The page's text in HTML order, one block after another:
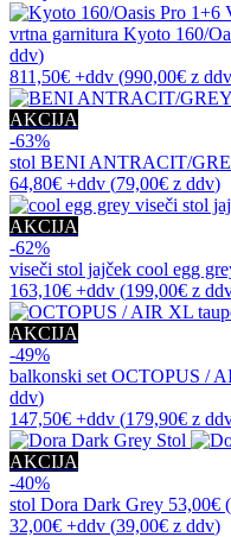
vrtna garnitura Kyoto 160/
ddv)
811,50€ +ddv (990,00€ z ddv
AKCIJA
-63%
stol BENI ANTRACIT/
64,80€ +ddv (79,00€ z ddv)
AKCIJA
-62%
viseči stol jajček cool egg
163,10€ +ddv (199,00€ z
AKCIJA
-49%
balkonski set OCTOPUS /
ddv)
147,50€ +ddv (179,90€ z
AKCIJA
-40%
stol Dora Dark Grey 53,00€
32,00€ +ddv (39,00€ z ddv)